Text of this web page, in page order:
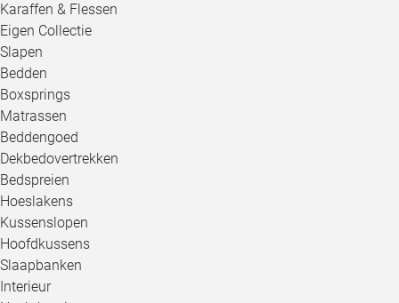
Karaffen & Flessen
Eigen Collectie
Slapen
Bedden
Boxsprings
Matrassen
Beddengoed
Dekbedovertrekken
Bedspreien
Hoeslakens
Kussenslopen
Hoofdkussens
Slaapbanken
Interieur